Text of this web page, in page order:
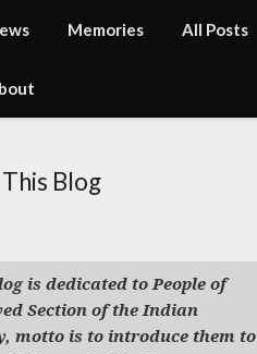
Memories All Posts
Blog
is dedicated to People of
Section of the Indian
motto is to introduce them to